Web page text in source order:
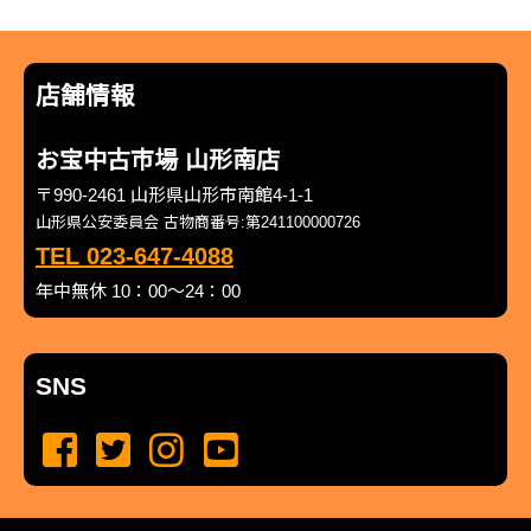
店舗情報
お宝中古市場 山形南店
〒990-2461 山形県山形市南館4-1-1
山形県公安委員会 古物商番号:第241100000726
TEL 023-647-4088
年中無休 10：00～24：00
SNS